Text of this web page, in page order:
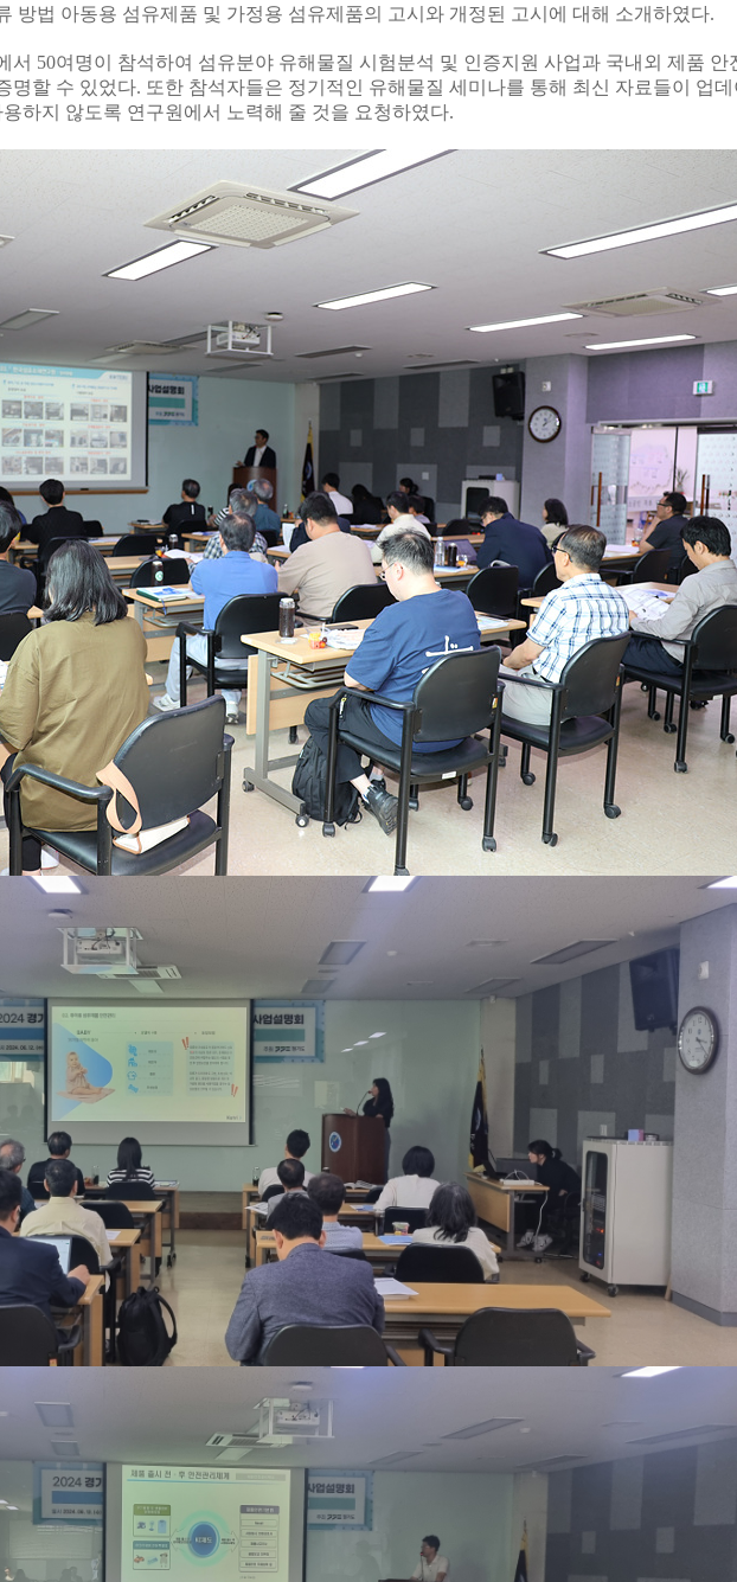
방법 아동용 섬유제품 및 가정용 섬유제품의 고시와 개정된 고시에 대해 소개하였다.
서 50여명이 참석하여 섬유분야 유해물질 시험분석 및 인증지원 사업과 국내외 제품 안
명할 수 있었다. 또한 참석자들은 정기적인 유해물질 세미나를 통해 최신 자료들이 업데
하지 않도록 연구원에서 노력해 줄 것을 요청하였다.